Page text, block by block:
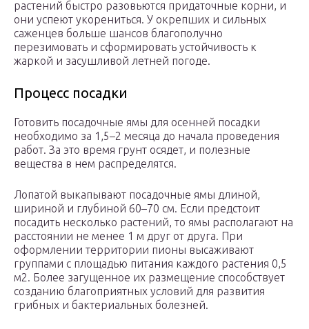
растений быстро разовьются придаточные корни, и
они успеют укорениться. У окрепших и сильных
саженцев больше шансов благополучно
перезимовать и сформировать устойчивость к
жаркой и засушливой летней погоде.
Процесс посадки
Готовить посадочные ямы для осенней посадки
необходимо за 1,5–2 месяца до начала проведения
работ. За это время грунт осядет, и полезные
вещества в нем распределятся.
Лопатой выкапывают посадочные ямы длиной,
шириной и глубиной 60–70 см. Если предстоит
посадить несколько растений, то ямы располагают на
расстоянии не менее 1 м друг от друга. При
оформлении территории пионы высаживают
группами с площадью питания каждого растения 0,5
м2. Более загущенное их размещение способствует
созданию благоприятных условий для развития
грибных и бактериальных болезней.